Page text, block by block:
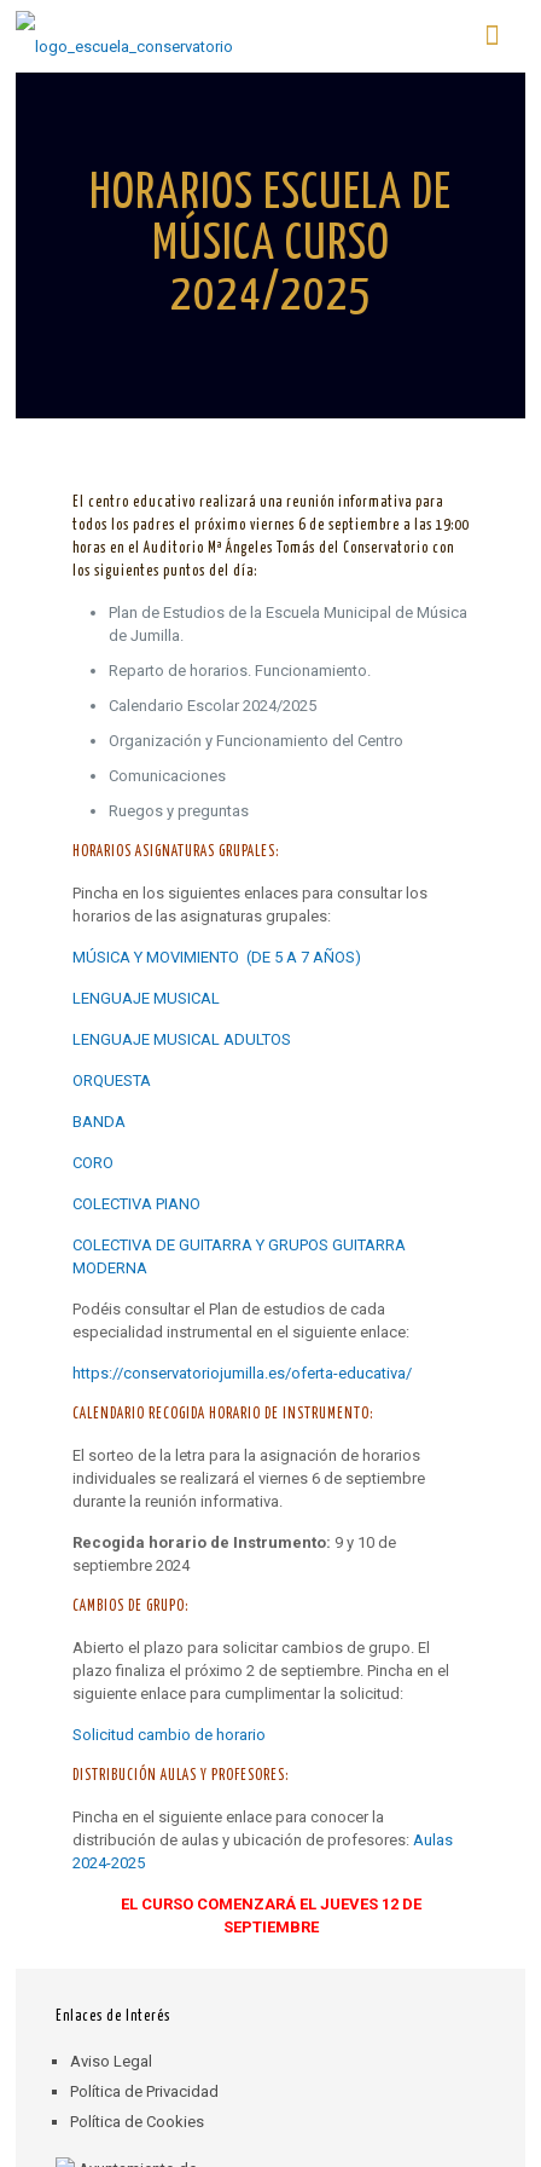
HORARIOS ESCUELA DE
MÚSICA CURSO
2024/2025
El centro educativo realizará una reunión informativa para
todos los padres el próximo viernes 6 de septiembre a las 19:00
horas en el Auditorio Mª Ángeles Tomás del Conservatorio con
los siguientes puntos del día:
Plan de Estudios de la Escuela Municipal de Música
de Jumilla.
Reparto de horarios. Funcionamiento.
Calendario Escolar 2024/2025
Organización y Funcionamiento del Centro
Comunicaciones
Ruegos y preguntas
HORARIOS ASIGNATURAS GRUPALES:
Pincha en los siguientes enlaces para consultar los
horarios de las asignaturas grupales:
MÚSICA Y MOVIMIENTO (DE 5 A 7 AÑOS)
LENGUAJE MUSICAL
LENGUAJE MUSICAL ADULTOS
ORQUESTA
BANDA
CORO
COLECTIVA PIANO
COLECTIVA DE GUITARRA Y GRUPOS GUITARRA
MODERNA
Podéis consultar el Plan de estudios de cada
especialidad instrumental en el siguiente enlace:
https://conservatoriojumilla.es/oferta-educativa/
CALENDARIO RECOGIDA HORARIO DE INSTRUMENTO:
El sorteo de la letra para la asignación de horarios
individuales se realizará el viernes 6 de septiembre
durante la reunión informativa.
Recogida horario de Instrumento: 9 y 10 de
septiembre 2024
CAMBIOS DE GRUPO:
Abierto el plazo para solicitar cambios de grupo. El
plazo finaliza el próximo 2 de septiembre. Pincha en el
siguiente enlace para cumplimentar la solicitud:
Solicitud cambio de horario
DISTRIBUCIÓN AULAS Y PROFESORES:
Pincha en el siguiente enlace para conocer la
distribución de aulas y ubicación de profesores: Aulas
2024-2025
EL CURSO COMENZARÁ EL JUEVES 12 DE
SEPTIEMBRE
Enlaces de Interés
Aviso Legal
Política de Privacidad
Política de Cookies